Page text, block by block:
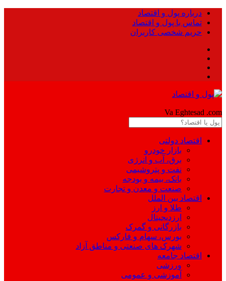
درباره پول و اقتصاد
تماس با پول و اقتصاد
حریم شخصی کاربران
Va Eghtesad .com
اقتصاد دولتی
بازار خودرو
برق، آب و انرژی
نفت و پتروشیمی
بانک، بیمه و بودجه
صنعت و معدن و تجارت
اقتصاد بین الملل
طلا و ارز
ارزدیجیتال
بازرگانی و گمرک
بورس، سهام و فارکس
شهرک های صنعتی و مناطق آزاد
اقتصاد جامعه
ورزشی
آموزشی و عمومی